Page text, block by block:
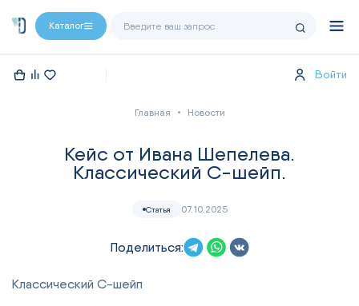
Каталог
Войти
Главная Новости
Кейс от Ивана Шепелева.
Классический С-шейп.
Статья 07.10.2025
Поделиться:
Классический С-шейп